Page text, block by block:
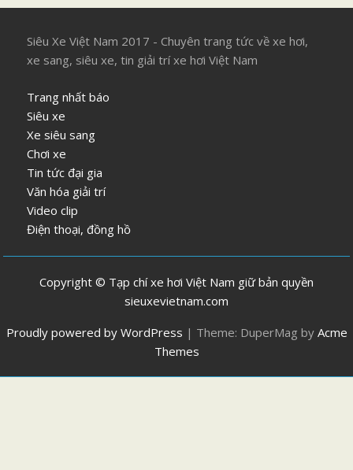
Siêu Xe Việt Nam 2017 - Chuyên trang tức về xe hơi,
xe sang, siêu xe, tin giải trí xe hơi Việt Nam
Trang nhất báo
Siêu xe
Xe siêu sang
Chơi xe
Tin tức đại gia
Văn hóa giải trí
Video clip
Điện thoại, đồng hồ
Copyright © Tạp chí xe hơi Việt Nam giữ bản quyền
sieuxevietnam.com
Proudly powered by WordPress | Theme: DuperMag by Acme
Themes